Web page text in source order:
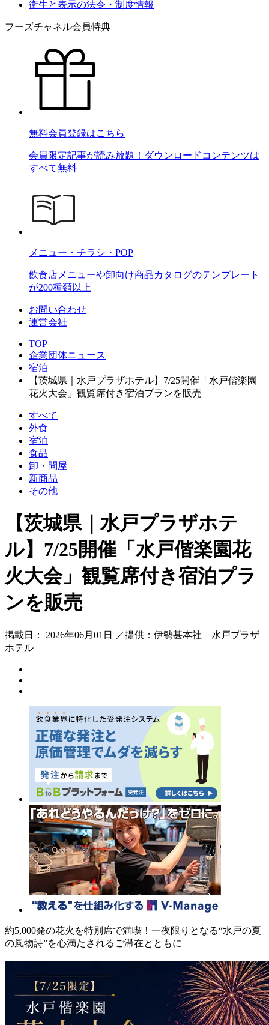
衛生と表示の法令・制度情報
フーズチャネル会員特典
無料会員登録はこちら
会員限定記事が読み放題！ダウンロードコンテンツは
すべて無料
メニュー・チラシ・POP
飲食店メニューや卸向け商品カタログのテンプレート
が200種類以上
お問い合わせ
運営会社
TOP
企業団体ニュース
宿泊
【茨城県｜水戸プラザホテル】7/25開催「水戸偕楽園
花火大会」観覧席付き宿泊プランを販売
すべて
外食
宿泊
食品
卸・問屋
新商品
その他
【茨城県｜水戸プラザホテ
ル】7/25開催「水戸偕楽園花
火大会」観覧席付き宿泊プラ
ンを販売
掲載日： 2026年06月01日 ／提供：伊勢甚本社 水戸プラザ
ホテル
約5,000発の花火を特別席で満喫！一夜限りとなる“水戸の夏
の風物詩”を心満たされるご滞在とともに